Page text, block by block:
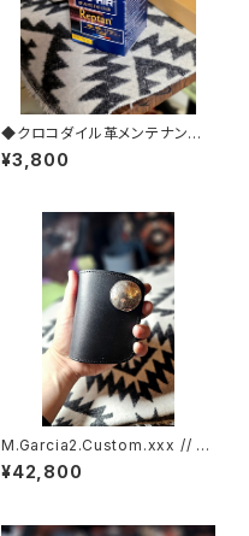
◆クロコダイル革メンテナンス
【レプタイルクリーム】◆
¥3,800
M.Garcia2.Custom.xxx // J
ACK.RIDE.SSW
¥42,800